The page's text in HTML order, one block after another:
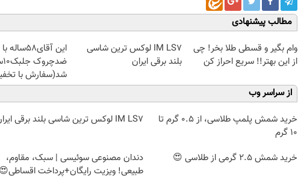
مطالب پیشنهادی
وام بگیر و قسطی طلا بخر! چی
از این بهتر!! سریع احراز کن
IM LS7 لوکس ترین شاسی
بلند برقی ایران
این
شد(سفارش با
از سراسر وب
خرید شمش پلمپ طلاسی، از ۰.۵ گرم تا
۱۰ گرم
IM LS7 لوکس ترین شاسی بلند برقی ایران
خرید شمش 2.5 گرمی از طلاسی 😍
دندان مصنوعی سوئیسی | سبک، مقاوم،
طبیعی! ویزیت رایگان+پرداخت اقساطی😍